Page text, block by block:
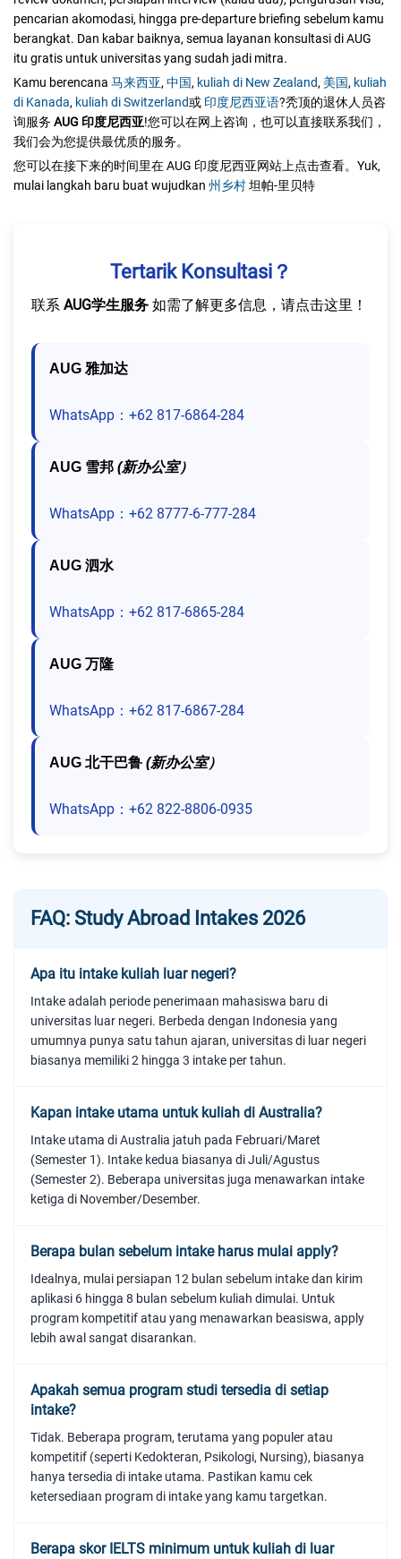
pencarian akomodasi, hingga pre-departure briefing sebelum kamu
berangkat. Dan kabar baiknya, semua layanan konsultasi di AUG
itu gratis untuk universitas yang sudah jadi mitra.
Kamu berencana 马来西亚, 中国, kuliah di New Zealand, 美国, kuliah
di Kanada, kuliah di Switzerland或 印度尼西亚语?秃顶的退休人员咨
询服务 AUG 印度尼西亚!您可以在网上咨询，也可以直接联系我们，
我们会为您提供最优质的服务。
您可以在接下来的时间里在 AUG 印度尼西亚网站上点击查看。Yuk,
mulai langkah baru buat wujudkan 州乡村坦帕-里贝特
Tertarik Konsultasi？
联系 AUG学生服务 如需了解更多信息，请点击这里！
AUG 雅加达
WhatsApp：+62 817-6864-284
AUG 雪邦 (新办公室）
WhatsApp：+62 8777-6-777-284
AUG 泗水
WhatsApp：+62 817-6865-284
AUG 万隆
WhatsApp：+62 817-6867-284
AUG 北干巴鲁 (新办公室）
WhatsApp：+62 822-8806-0935
FAQ: Study Abroad Intakes 2026
Apa itu intake kuliah luar negeri?
Intake adalah periode penerimaan mahasiswa baru di
universitas luar negeri. Berbeda dengan Indonesia yang
umumnya punya satu tahun ajaran, universitas di luar negeri
biasanya memiliki 2 hingga 3 intake per tahun.
Kapan intake utama untuk kuliah di Australia?
Intake utama di Australia jatuh pada Februari/Maret
(Semester 1). Intake kedua biasanya di Juli/Agustus
(Semester 2). Beberapa universitas juga menawarkan intake
ketiga di November/Desember.
Berapa bulan sebelum intake harus mulai apply?
Idealnya, mulai persiapan 12 bulan sebelum intake dan kirim
aplikasi 6 hingga 8 bulan sebelum kuliah dimulai. Untuk
program kompetitif atau yang menawarkan beasiswa, apply
lebih awal sangat disarankan.
Apakah semua program studi tersedia di setiap
intake?
Tidak. Beberapa program, terutama yang populer atau
kompetitif (seperti Kedokteran, Psikologi, Nursing), biasanya
hanya tersedia di intake utama. Pastikan kamu cek
ketersediaan program di intake yang kamu targetkan.
Berapa skor IELTS minimum untuk kuliah di luar